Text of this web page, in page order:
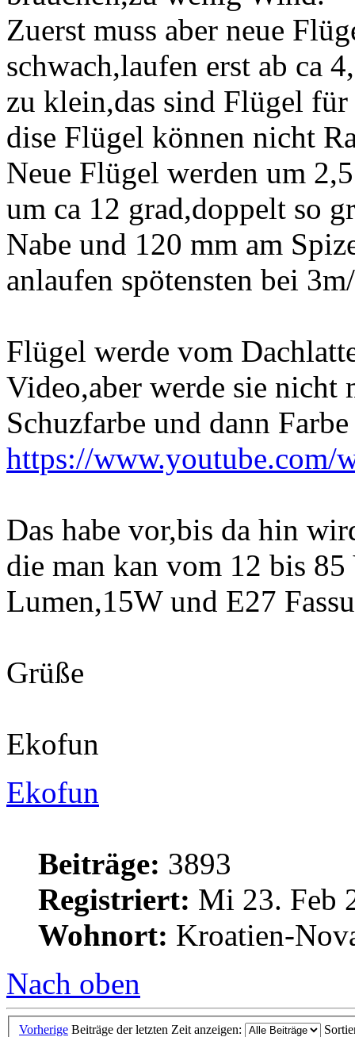
Zuerst muss aber neue
schwach,laufen erst ab ca
zu klein,das sind Flügel
dise Flügel können nicht
Neue Flügel werden um
um ca 12 grad,doppelt so
Nabe und 120 mm am
anlaufen spötensten bei
Flügel werde vom
Video,aber werde sie nicht
Schuzfarbe und dann
https://
Das habe vor,bis da hin
die man kan vom 12 bis
Lumen,15W und E27
Grüße
Ekofun
Ekofun
Beiträge: 3893
Registriert: Mi 23. Feb
Wohnort: Kroatien-
Nach oben
Vorherige Beiträge der letzten Zeit anzeigen: